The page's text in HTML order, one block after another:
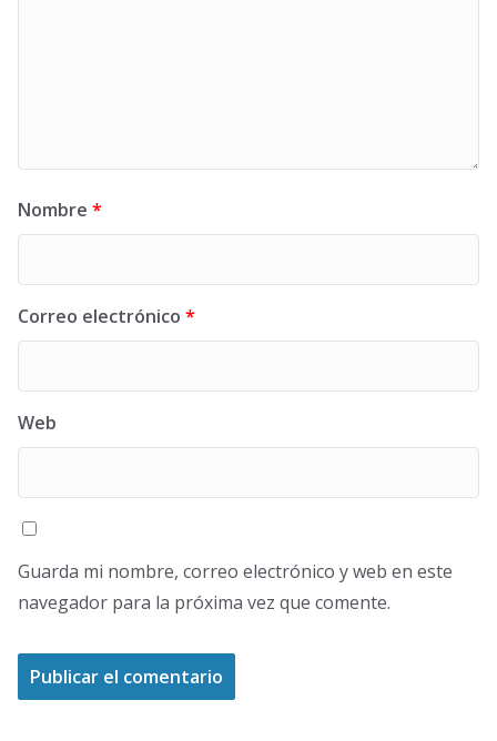
Nombre *
Correo electrónico *
Web
Guarda mi nombre, correo electrónico y web en este
navegador para la próxima vez que comente.